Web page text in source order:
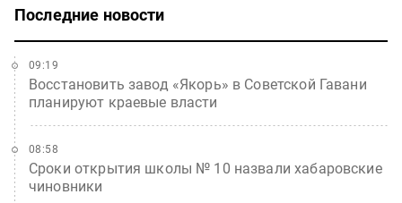
Последние новости
Восстановить завод «Якорь» в Советской Гавани
планируют краевые власти
09:19
Сроки открытия школы № 10 назвали хабаровские
чиновники
08:58